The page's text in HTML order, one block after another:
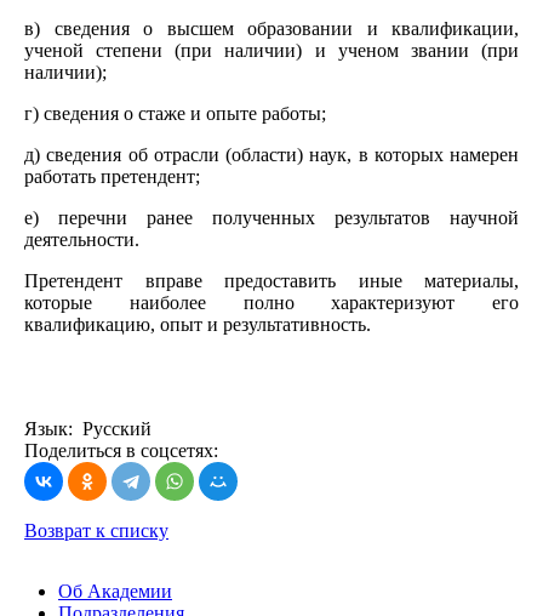
в) сведения о высшем образовании и квалификации,
ученой степени (при наличии) и ученом звании (при
наличии);
г) сведения о стаже и опыте работы;
д) сведения об отрасли (области) наук, в которых намерен
работать претендент;
е) перечни ранее полученных результатов научной
деятельности.
Претендент вправе предоставить иные материалы,
которые наиболее полно характеризуют его
квалификацию, опыт и результативность.
Язык: Русский
Поделиться в соцсетях:
Возврат к списку
Об Академии